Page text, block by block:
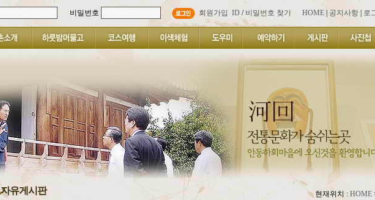
비밀번호 회원가입 ID / 비밀번호 찾기 HOME 공지사항 로
자유게시판 현재위치 :HOME